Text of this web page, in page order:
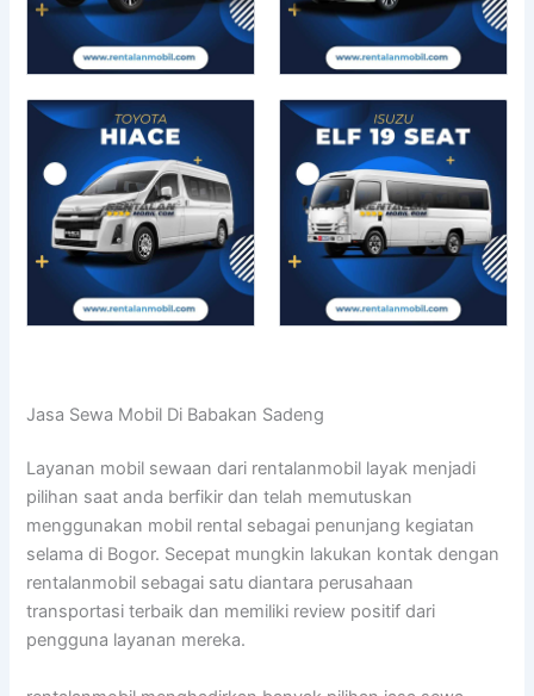
Jasa Sewa Mobil Di Babakan Sadeng
Layanan mobil sewaan dari rentalanmobil layak menjadi
pilihan saat anda berfikir dan telah memutuskan
menggunakan mobil rental sebagai penunjang kegiatan
selama di Bogor. Secepat mungkin lakukan kontak dengan
rentalanmobil sebagai satu diantara perusahaan
transportasi terbaik dan memiliki review positif dari
pengguna layanan mereka.